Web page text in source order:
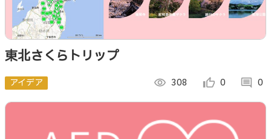
東北さくらトリップ
アイデア visibility 308 thumb_up_alt 0 comment 0